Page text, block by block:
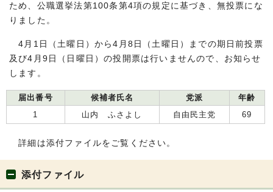
ため、公職選挙法第100条第4項の規定に基づき、無投票にな
りました。
4月1日（土曜日）から4月8日（土曜日）までの期日前投票
及び4月9日（日曜日）の投開票は行いませんので、お知らせ
します。
届出番号 候補者氏名 党派
年齢
1
山内 ふさよし 自由民主党 69
詳細は添付ファイルをご覧ください。
添付ファイル